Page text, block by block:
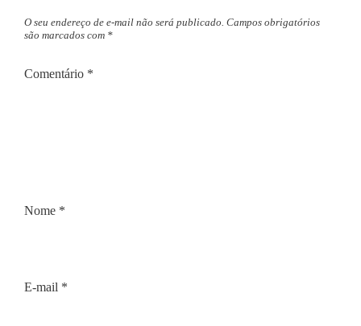
O seu endereço de e-mail não será publicado. Campos obrigatórios
são marcados com *
Comentário *
Nome *
E-mail *